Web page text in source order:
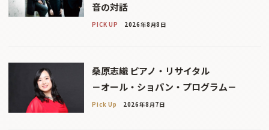
音の対話
PICK UP 2026年8月8日
桑原志織 ピアノ・リサイタル
－オール・ショパン・プログラム－
Pick Up 2026年8月7日